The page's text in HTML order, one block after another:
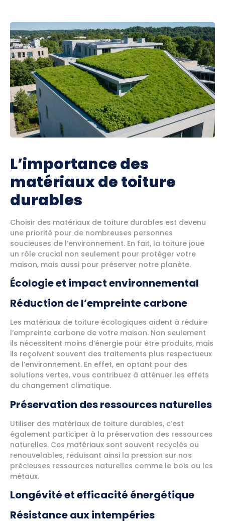
L’importance des
matériaux de toiture
durables
Choisir des matériaux de toiture durables est devenu
une priorité pour de nombreuses personnes
soucieuses de l’environnement. En fait, la toiture joue
un rôle crucial non seulement pour protéger votre
maison, mais aussi pour préserver notre planète.
Écologie et impact environnemental
Réduction de l’empreinte carbone
Les matériaux de toiture écologiques aident à réduire
l’empreinte carbone de votre maison. Non seulement
ils nécessitent moins d’énergie pour être produits, mais
ils reçoivent souvent des traitements plus respectueux
de l’environnement. En effet, en optant pour des
solutions vertes, vous contribuez à atténuer les effets
du changement climatique.
Préservation des ressources naturelles
Utiliser des matériaux de toiture durables, c’est
également participer à la préservation des ressources
naturelles. Ces matériaux sont souvent recyclés ou
renouvelables, réduisant ainsi la pression sur nos
précieuses ressources naturelles comme le bois ou les
métaux.
Longévité et efficacité énergétique
Résistance aux intempéries